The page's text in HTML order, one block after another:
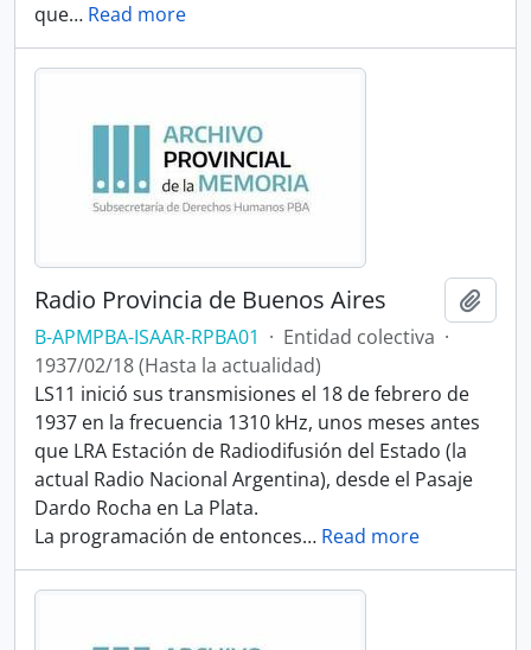
que… Read more
Radio Provincia de Buenos Aires
B-APMPBA-ISAAR-RPBA01 · Entidad colectiva ·
1937/02/18 (Hasta la actualidad)
LS11 inició sus transmisiones el 18 de febrero de
1937 en la frecuencia 1310 kHz,​ unos meses antes
que LRA Estación de Radiodifusión del Estado (la
actual Radio Nacional Argentina), desde el Pasaje
Dardo Rocha en La Plata.
La programación de entonces… Read more